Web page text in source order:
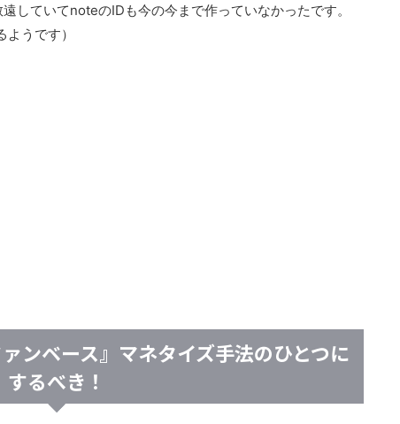
していてnoteのIDも今の今まで作っていなかったです。
うです）
ンベース』マネタイズ手法のひとつに
するべき！